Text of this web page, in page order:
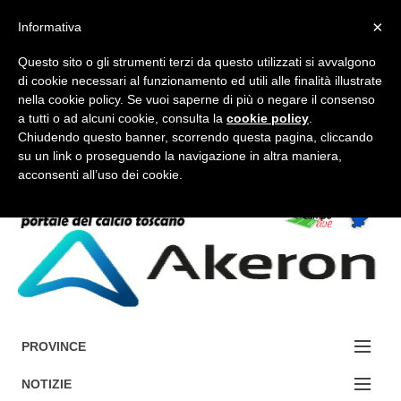
FORUM-ACCEDI
Accedi / Registrati
PROVINCE
EDIZIONE:
NOTIZIE
×
Informativa
Questo sito o gli strumenti terzi da questo utilizzati si avvalgono
di cookie necessari al funzionamento ed utili alle finalità illustrate
nella cookie policy. Se vuoi saperne di più o negare il consenso
a tutti o ad alcuni cookie, consulta la cookie policy
Chiudendo questo banner, scorrendo questa pagina, cliccando
su un link o proseguendo la navigazione in altra maniera,
acconsenti all’uso dei cookie.